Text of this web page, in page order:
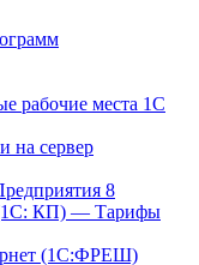
рабочие места 1С
на сервер
8
(1С: КП) — Тарифы
(1С:ФРЕШ)